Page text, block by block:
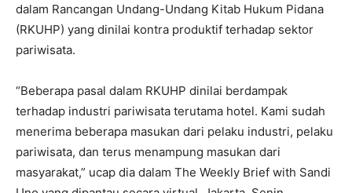
dalam Rancangan Undang-Undang Kitab Hukum Pidana
(RKUHP) yang dinilai kontra produktif terhadap sektor
pariwisata.
“Beberapa pasal dalam RKUHP dinilai berdampak
terhadap industri pariwisata terutama hotel. Kami sudah
menerima beberapa masukan dari pelaku industri, pelaku
pariwisata, dan terus menampung masukan dari
masyarakat,” ucap dia dalam The Weekly Brief with Sandi